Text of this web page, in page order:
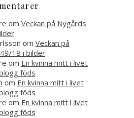
om Veckan på Nygårds
om Veckan på
18 i bilder
om En kvinna mitt i livet
föds
om En kvinna mitt i livet
föds
om En kvinna mitt i livet
föds